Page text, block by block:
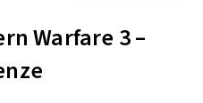
Warfare 3 –